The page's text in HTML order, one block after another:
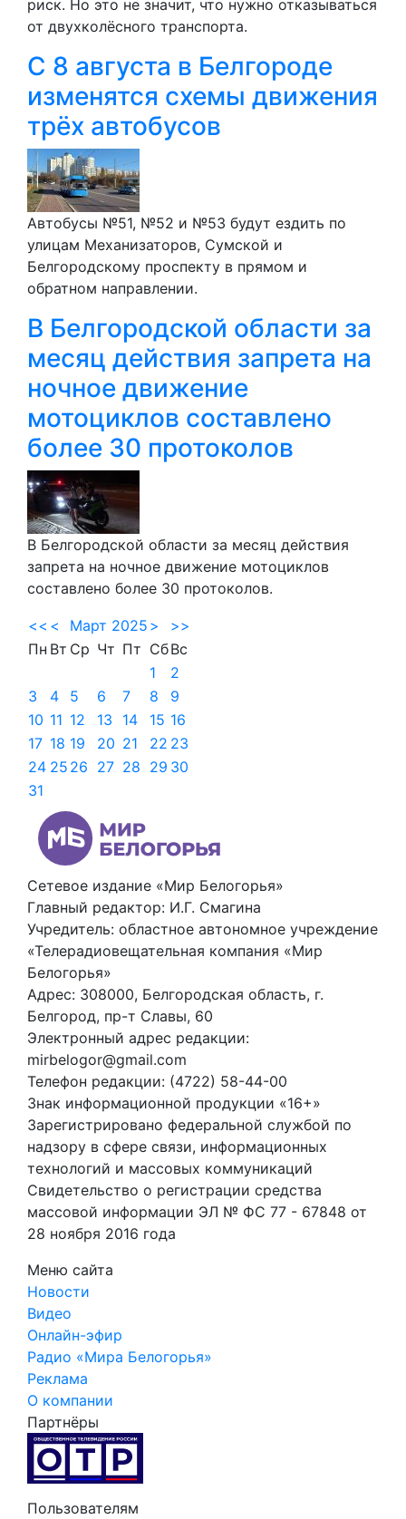
риск. Но это не значит, что нужно отказываться
от двухколёсного транспорта.
С 8 августа в Белгороде
изменятся схемы движения
трёх автобусов
Автобусы №51, №52 и №53 будут ездить по
улицам Механизаторов, Сумской и
Белгородскому проспекту в прямом и
обратном направлении.
В Белгородской области за
месяц действия запрета на
ночное движение
мотоциклов составлено
более 30 протоколов
В Белгородской области за месяц действия
запрета на ночное движение мотоциклов
составлено более 30 протоколов.
<< < Март 2025 >
>>
Пн Вт Ср Чт Пт СбВс
1
2
3
4 5 6 7 8
9
10 11 12 13 14 15 16
17 18 19 20 21 22 23
24 25 26 27 28 29 30
31
Сетевое издание «Мир Белогорья»
Главный редактор: И.Г. Смагина
Учредитель: областное автономное учреждение
«Телерадиовещательная компания «Мир
Белогорья»
Адрес: 308000, Белгородская область, г.
Белгород, пр-т Славы, 60
Электронный адрес редакции:
mirbelogor@gmail.com
Телефон редакции: (4722) 58-44-00
Знак информационной продукции «16+»
Зарегистрировано федеральной службой по
надзору в сфере связи, информационных
технологий и массовых коммуникаций
Свидетельство о регистрации средства
массовой информации ЭЛ № ФС 77 - 67848 от
28 ноября 2016 года
Меню сайта
Новости
Видео
Онлайн-эфир
Радио «Мира Белогорья»
Реклама
О компании
Партнёры
Пользователям